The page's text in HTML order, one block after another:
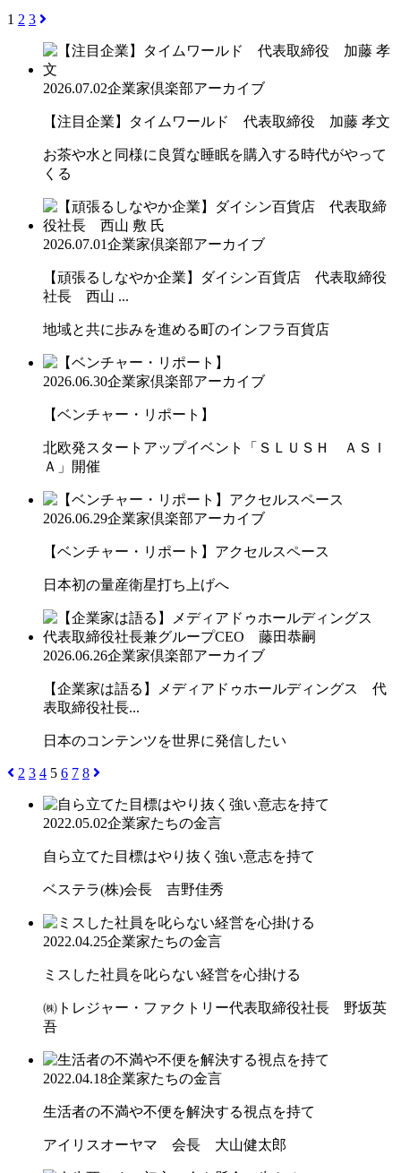
1 2 3
2026.07.02企業家倶楽部アーカイブ
【注目企業】タイムワールド 代表取締役 加藤 孝文
お茶や水と同様に良質な睡眠を購入する時代がやって
くる
2026.07.01企業家倶楽部アーカイブ
【頑張るしなやか企業】ダイシン百貨店 代表取締役
社長 西山 ...
地域と共に歩みを進める町のインフラ百貨店
2026.06.30企業家倶楽部アーカイブ
【ベンチャー・リポート】
北欧発スタートアップイベント「ＳＬＵＳＨ ＡＳＩ
Ａ」開催
2026.06.29企業家倶楽部アーカイブ
【ベンチャー・リポート】アクセルスペース
日本初の量産衛星打ち上げへ
2026.06.26企業家倶楽部アーカイブ
【企業家は語る】メディアドゥホールディングス 代
表取締役社長...
日本のコンテンツを世界に発信したい
2 3 4 5 6 7 8
2022.05.02企業家たちの金言
自ら立てた目標はやり抜く強い意志を持て
ベステラ(株)会長 吉野佳秀
2022.04.25企業家たちの金言
ミスした社員を叱らない経営を心掛ける
㈱トレジャー・ファクトリー代表取締役社長 野坂英
吾
2022.04.18企業家たちの金言
生活者の不満や不便を解決する視点を持て
アイリスオーヤマ 会長 大山健太郎